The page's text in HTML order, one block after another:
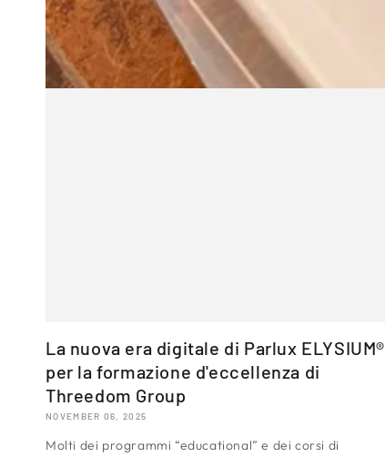
La nuova era digitale di Parlux ELYSIUM®
per la formazione d'eccellenza di
Threedom Group
NOVEMBER 06, 2025
Molti dei programmi “educational” e dei corsi di